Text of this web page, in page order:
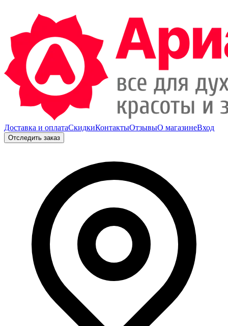
Доставка и оплатаСкидкиКонтактыОтзывыО магазинеВход
Отследить заказ